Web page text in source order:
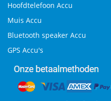
Hoofdtelefoon Accu
Muis Accu
Bluetooth speaker Accu
GPS Accu's